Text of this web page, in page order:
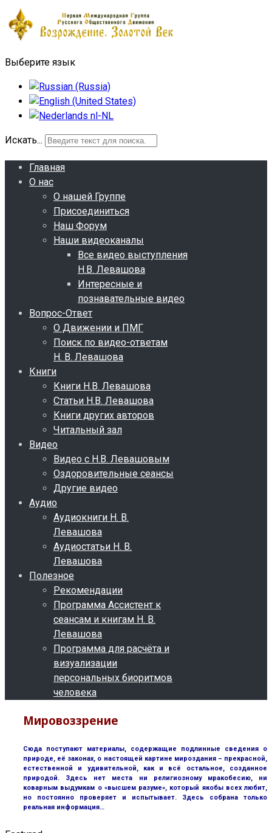
Выберите язык
Искать...
Главная
О нас
О нашей Группе
Присоединиться
Наш Форум
Наши видеоканалы
Все видео выступления
Н.В. Левашова
Интересные и
познавательные видео
Вопрос-Ответ
О Движении и ПМГ
Поиск по видео-ответам
Н. В. Левашова
Книги
Книги Н.В. Левашова
Статьи Н.В. Левашова
Книги других авторов
Читальный зал
Видео
Видео с Н.В. Левашовым
Оздоровительные сеансы
Другие видео
Аудио
Аудиокниги Н. В.
Левашова
Аудиостатьи Н. В.
Левашова
Полезное
Рекомендации
Программа Ассистент к
сеансам и книгам Н. В.
Левашова
Программа для расчёта и
визуализации
персональных биоритмов
человека
Мировоззрение
Сюда поступают материалы, содержащие подлинные сведения о
природе, её законах, о настоящей картине мироздания – прекрасной,
естественной и удивительной, как и всё остальное, созданное
природой. Здесь нет места ни религиозному мракобесию, ни
коварным выдумкам о «высшем разуме», который якобы всех любит,
но постоянно проверяет и испытывает. Здесь собрана только
реальная информация…